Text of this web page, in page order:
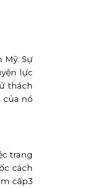
Sự
lực
thách
của nó
trang
cách
cấp3